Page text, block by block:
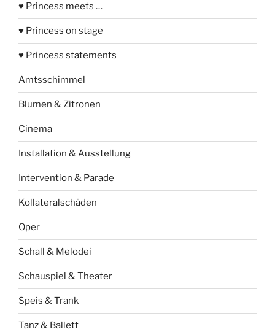
♥ Princess meets …
♥ Princess on stage
♥ Princess statements
Amtsschimmel
Blumen & Zitronen
Cinema
Installation & Ausstellung
Intervention & Parade
Kollateralschäden
Oper
Schall & Melodei
Schauspiel & Theater
Speis & Trank
Tanz & Ballett